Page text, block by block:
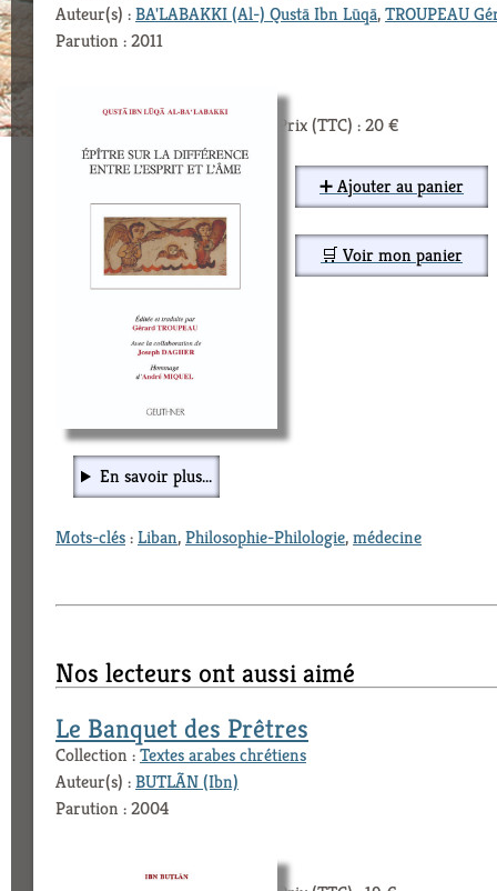
Auteur(s) :BA'LABAKKI (Al-) Qustā Ibn Lūqā,TROUPEAU
Parution : 2011
Prix (TTC) : 20 €
➕ Ajouter au panier
🛒 Voir mon panier
En savoir plus...
Mots-clés:Liban,Philosophie-Philologie,médecine
Nos lecteurs ont aussi aimé
Le Banquet des Prêtres
Collection :Textes arabes chrétiens
Auteur(s) :BUTLÃN (Ibn)
Parution : 2004